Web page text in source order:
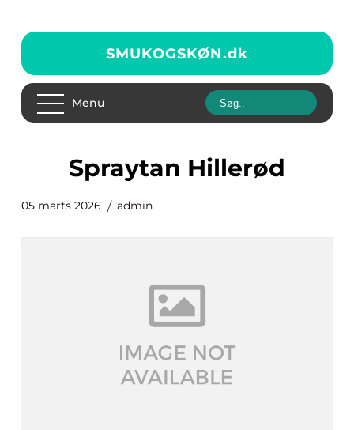
SMUKOGSKØN.dk
Menu
Spraytan Hillerød
05 marts 2026 admin